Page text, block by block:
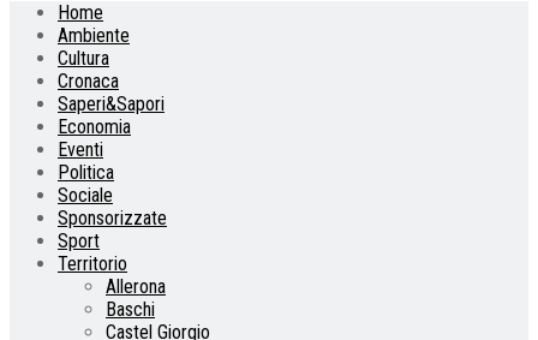
Home
Ambiente
Cultura
Cronaca
Saperi&Sapori
Economia
Eventi
Politica
Sociale
Sponsorizzate
Sport
Territorio
Allerona
Baschi
Castel Giorgio